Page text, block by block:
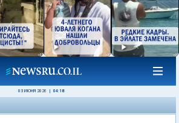
03 ИЮНЯ 2026 04:18